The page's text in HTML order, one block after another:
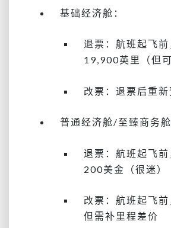
基础经济舱：
退票：航班起飞
19,900英里（但可
改票：退票后重新
普通经济舱/至臻商务舱
退票：航班起飞
200美金（很迷）
改票：航班起飞
但需补里程差价